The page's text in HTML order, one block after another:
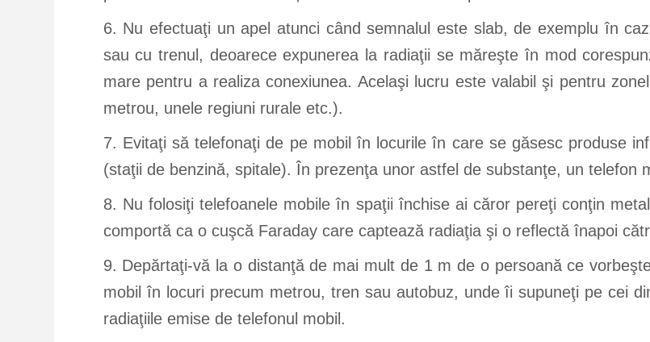
6. Nu efectuaţi un apel atunci când semnalul este slab, de exemplu în
sau cu trenul, deoarece expunerea la radiaţii se măreşte în mod
mare pentru a realiza conexiunea. Acelaşi lucru este valabil şi pentru
metrou, unele regiuni rurale etc.).
7. Evitaţi să telefonaţi de pe mobil în locurile în care se găsesc produse
(staţii de benzină, spitale). În prezenţa unor astfel de substanţe, un telefon
8. Nu folosiţi telefoanele mobile în spaţii închise ai căror pereţi conţin
comportă ca o cuşcă Faraday care captează radiaţia şi o reflectă înapoi
9. Depărtaţi-vă la o distanţă de mai mult de 1 m de o persoană ce
mobil în locuri precum metrou, tren sau autobuz, unde îi supuneţi pe cei
radiaţiile emise de telefonul mobil.